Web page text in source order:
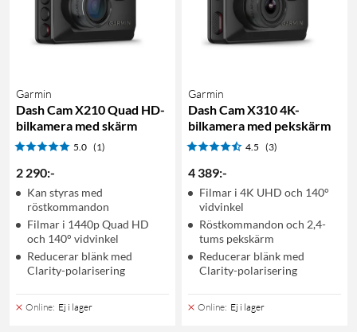
Garmin
Dash Cam X210 Quad HD-
bilkamera med skärm
5.0 (1)
2 290:-
Kan styras med
röstkommandon
Filmar i 1440p Quad HD
och 140° vidvinkel
Reducerar blänk med
Clarity-polarisering
Online: Ej i lager
Garmin
Dash Cam X310 4K-
bilkamera med pekskärm
4.5 (3)
4 389:-
Filmar i 4K UHD och 140°
vidvinkel
Röstkommandon och 2,4-
tums pekskärm
Reducerar blänk med
Clarity-polarisering
Online: Ej i lager